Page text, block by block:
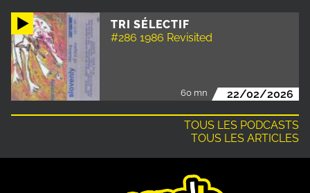
TRI SÉLECTIF
#286 1986 Revisited
60 mn 22/02/2026
TOUS LES PODCASTS
TOUS LES ARTICLES